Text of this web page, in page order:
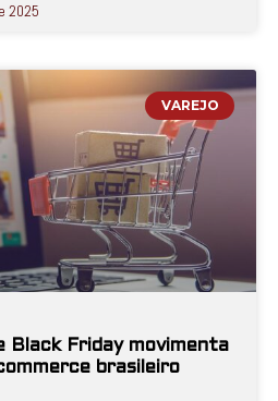
2025
VAREJO
Black Friday movimenta
brasileiro